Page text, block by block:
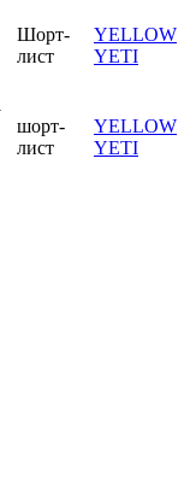
Шорт-
лист
YELLOW
YETI
шорт-
лист
YELLOW
YETI